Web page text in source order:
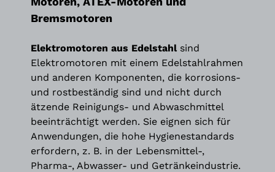
Bremsmotoren
Elektromotoren aus Edelstahl sind
Elektromotoren mit einem Edelstahlrahmen
und anderen Komponenten, die korrosions-
und rostbeständig sind und nicht durch
ätzende Reinigungs- und Abwaschmittel
beeinträchtigt werden. Sie eignen sich für
Anwendungen, die hohe Hygienestandards
erfordern, z. B. in der Lebensmittel-,
Pharma-, Abwasser- und Getränkeindustrie.